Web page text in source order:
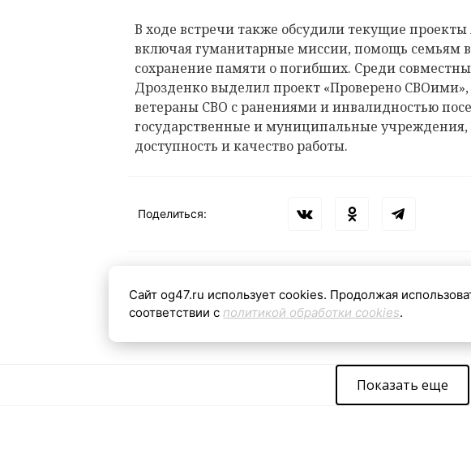
В ходе встречи также обсудили текущие
включая гуманитарные миссии, помощь семьям
сохранение памяти о погибших. Среди
Дрозденко выделил проект «Проверено СВОими»,
ветераны СВО с ранениями и инвалидностью
государственные и муниципальные учреждения,
доступность и качество работы.
Поделиться:
Теги:
Показать еще
Сайт og47.ru использует cookies. Продолжая
соответствии сполитикой обработки cookies.